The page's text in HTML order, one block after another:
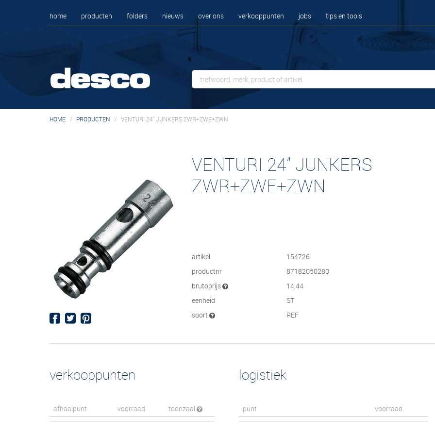
home producten folders nieuws over ons verkooppunten jobs tips en tools
HOME PRODUCTEN VENTURI 24" JUNKERS ZWR+ZWE+ZWN
VENTURI 24" JUNKERS
ZWR+ZWE+ZWN
artikel
154726
productnr
87182050280
brutoprijs
14,44
eenheid
ST
soort
REF
verkooppunten
afhaalpunt voorraad toonzaal
logistiek
punt voorraad